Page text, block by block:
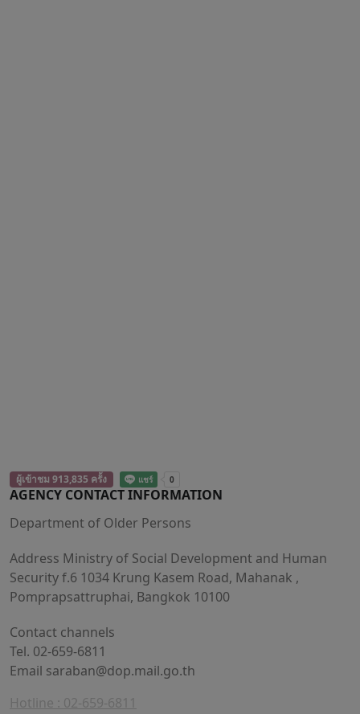
ผู้เข้าชม 913,835 ครั้ง
AGENCY CONTACT INFORMATION
Department of Older Persons
Address Ministry of Social Development and Human
Security f.6 1034 Krung Kasem Road, Mahanak ,
Pomprapsattruphai, Bangkok 10100
Contact channels
Tel. 02-659-6811
Email saraban@dop.mail.go.th
Hotline : 02-659-6811